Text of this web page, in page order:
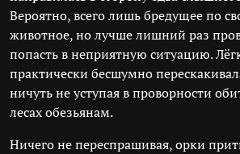
Вероятно, всего лишь бредущее по
животное, но лучше лишний раз
попасть в неприятную ситуацию.
практически бесшумно
ничуть не уступая в проворности
лесах обезьянам.
Ничего не переспрашивая, орки